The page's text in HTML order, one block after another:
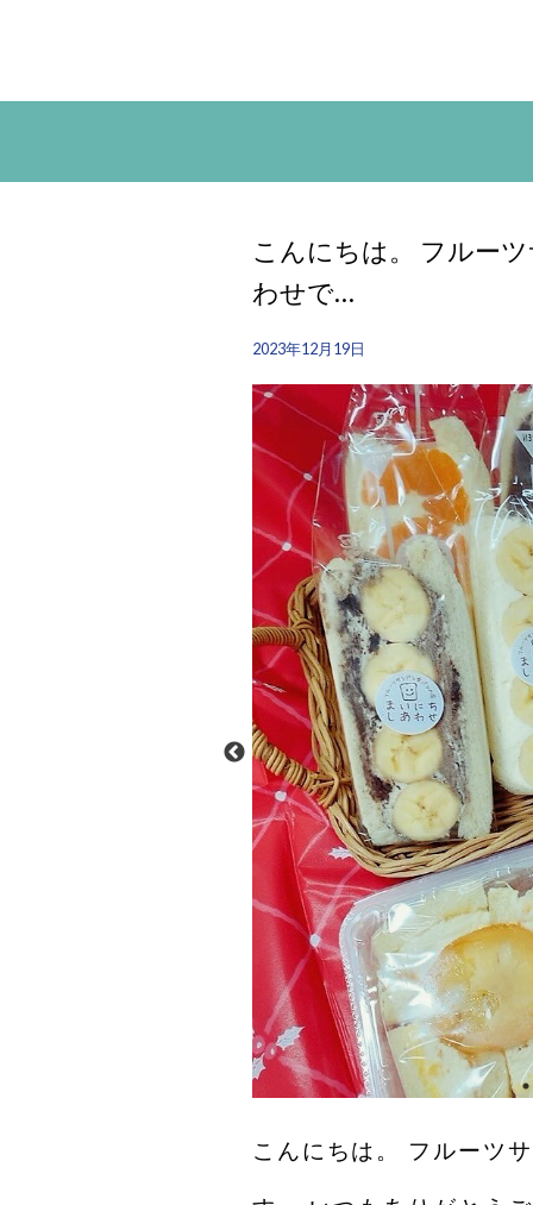
こんにちは。 フルー
わせで…
2023年12月19日
こんにちは。 フルーツ